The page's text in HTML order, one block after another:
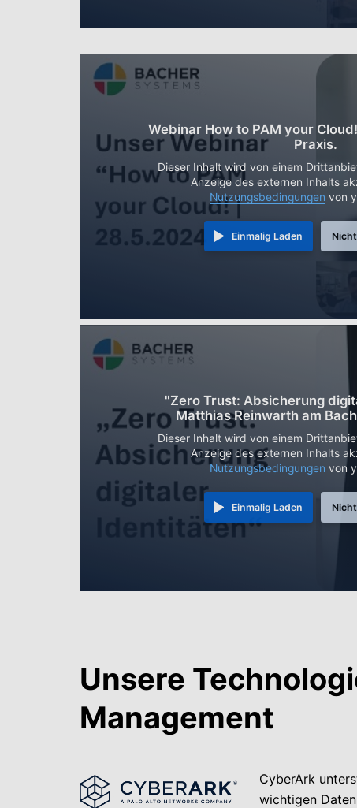
Webinar How to PAM your
Praxis.
Dieser Inhalt wird von einem
Anzeige des externen Inhalts
Nutzungsbedingungen von
Einmalig Laden
"Zero Trust: Absicherung
Matthias Reinwarth am
Dieser Inhalt wird von einem
Anzeige des externen Inhalts
Nutzungsbedingungen von
Einmalig Laden
Unsere
Management
CyberArk
wichtigen